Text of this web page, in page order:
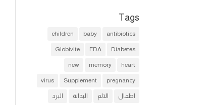
Tags
antibiotics
baby
children
Diabetes
FDA
Globivite
heart
memory
new
pregnancy
Supplement
virus
اطفال الالم البدانة البرد